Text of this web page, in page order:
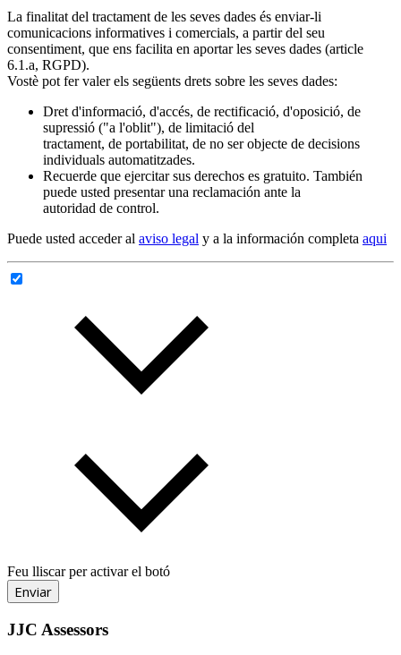
La finalitat del tractament de les seves dades és enviar-li
comunicacions informatives i comercials, a partir del seu
consentiment, que ens facilita en aportar les seves dades (article
6.1.a, RGPD).
Vostè pot fer valer els següents drets sobre les seves dades:
Dret d'informació, d'accés, de rectificació, d'oposició, de
supressió ("a l'oblit"), de limitació del
tractament, de portabilitat, de no ser objecte de decisions
individuals automatitzades.
Recuerde que ejercitar sus derechos es gratuito. También
puede usted presentar una reclamación ante la
autoridad de control.
Puede usted acceder al aviso legal y a la información completa aqui
Feu lliscar per activar el botó
Enviar
JJC Assessors